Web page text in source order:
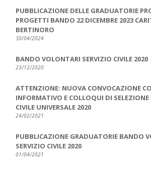
PUBBLICAZIONE DELLE GRADUATORIE
PROGETTI BANDO 22 DICEMBRE 2023
BERTINORO
30/04/2024
BANDO VOLONTARI SERVIZIO CIVILE 2020
23/12/2020
ATTENZIONE: NUOVA CONVOCAZIONE
INFORMATIVO E COLLOQUI DI
CIVILE UNIVERSALE 2020
24/02/2021
PUBBLICAZIONE GRADUATORIE BANDO
SERVIZIO CIVILE 2020
01/04/2021